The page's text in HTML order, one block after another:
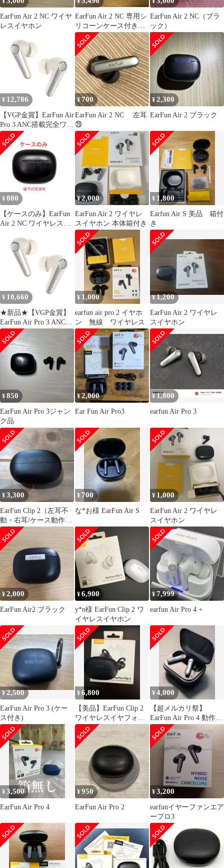
EarFun Air 2 NC ワイヤ
レスイヤホン
EarFun Air 2 NC 専用シ
リコーンケース付き
値下げ不可
EarFun Air 2 NC（ブラ
ック）
¥ 12,786
【VGP金賞】EarFun Air
Pro 3 ANC搭載完全ワイ
ヤレスイヤホン
【Bluetooth 5.3 + 43dB
までノイズキャンセリ
ング】QCC3071チップ
搭載/aptX adaptive対応/
超低遅延55ms/マルチポ
イント接続/専用アプリ/
¥700
EarFun Air 2 NC 左耳
㉙
¥2,300
EarFun Air 2 ブラック
¥ 800
【ケースのみ】EarFun
Air 2 NC ワイヤレスイ
¥2,000
EarFun Air 2 ワイヤレ
スイヤホン 本体箱付き
¥ 1,800
Earfun Air S 美品 箱付
き
¥ 10,660
★新品★【VGP金賞】
EarFun Air Pro 3 ANC搭
載完全ワイヤレスイヤ
ホン【Bluetooth 5.3 +
43dBまでノイズキャン
セリング】QCC3071
SoC搭載/aptX adaptive対
応/超低遅延55ms/マル
チポ 3ee726d5
¥ 1,000
earfun air pro 2 イヤホ
ン 無線 ワイヤレス
¥1,200
EarFun Air 2 ワイヤレ
スイヤホン
¥850
EarFun Air Pro 3ジャン
ク品
¥2,000
Ear Fun Air Pro3
¥1,800
earfun Air Pro 3
¥3,300
EarFun Clip 2（左耳不
動・右耳/ケース動作
OK）
¥ 700
な*お様 EarFun Air S
¥1,000
EarFun Air 2 ワイヤレ
スイヤホン
¥2,000
EarFun Air2 ブラック
¥6,900
y*n様 EarFun Clip 2 ワ
イヤレスイヤホン
¥7,999
earfun Air Pro 4 +
¥2,500
EarFun Air Pro 3 (ケー
ス付き)
¥6,800
【美品】EarFun Clip 2
ワイヤレスイヤフォン
イヤーファンクリップ
¥4,000
【超メルカリ祭】
EarFun Air Pro 4 動作確
認済 即購入大歓迎
¥3,500
EarFun Air Pro 4
¥950
EarFun Air Pro 2
¥3,200
earfunイヤーファンエア
ープロ3